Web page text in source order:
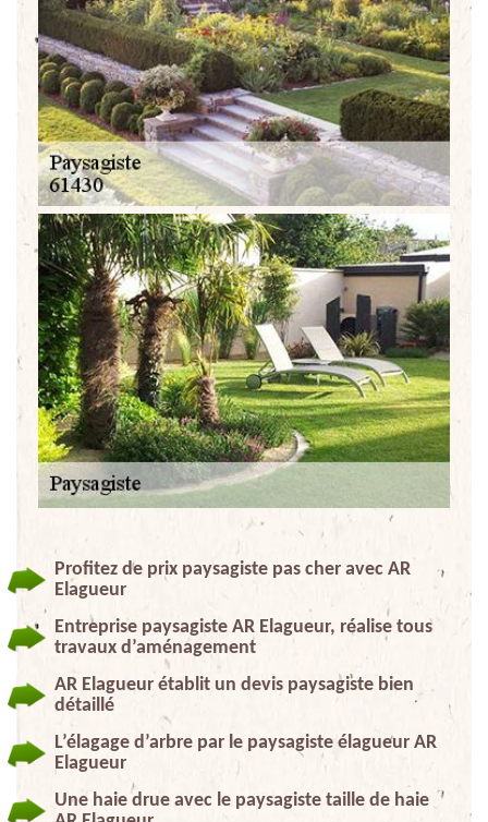
Profitez de prix paysagiste pas cher avec AR
Elagueur
Entreprise paysagiste AR Elagueur, réalise tous
travaux d’aménagement
AR Elagueur établit un devis paysagiste bien
détaillé
L’élagage d’arbre par le paysagiste élagueur AR
Elagueur
Une haie drue avec le paysagiste taille de haie